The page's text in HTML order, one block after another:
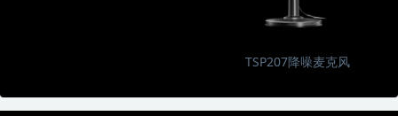
TSP207降噪麦克风